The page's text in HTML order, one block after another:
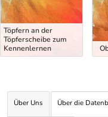
Töpfern an der
Töpferscheibe zum
Kennenlernen
Über Uns Über die